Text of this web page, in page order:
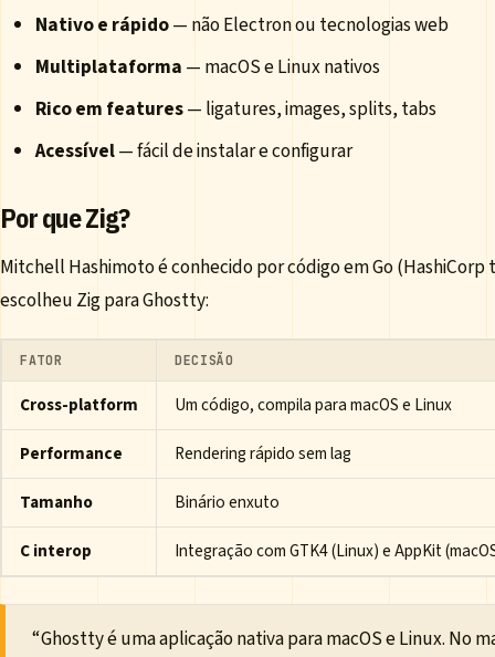
Nativo e rápido— não Electron ou tecnologias web
Multiplataforma — macOS e Linux nativos
Rico em features— ligatures, images, splits, tabs
Acessível— fácil de instalar e configurar
Por que Zig?
Mitchell Hashimoto é conhecido por código em Go (HashiCorp
escolheu Zig para Ghostty:
FATOR DECISÃO
Cross-platform
Um código, compila para macOS e Linux
Performance
Rendering rápido sem lag
Tamanho
Binário enxuto
C interop
Integração com GTK4 (Linux) e AppKit
“Ghostty é uma aplicação nativa para macOS e Linux. No